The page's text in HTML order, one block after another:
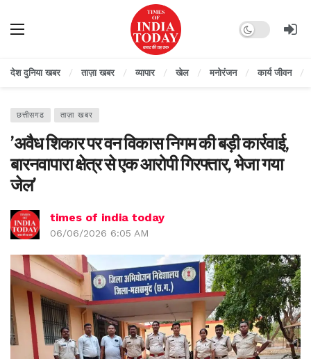
Dark mode
देश दुनिया खबर ताज़ा खबर व्यापार खेल मनोरंजन कार्य जीवन
छत्तीसगढ ताज़ा खबर
’अवैध शिकार पर वन विकास निगम की बड़ी कार्रवाई,
बारनवापारा क्षेत्र से एक आरोपी गिरफ्तार, भेजा गया
जेल’
times of india today
06/06/2026 6:05 AM